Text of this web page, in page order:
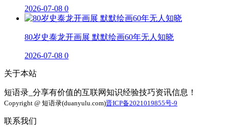
2026-07-08 0
80岁史泰龙开画展 默默绘画60年无人知晓
2026-07-08 0
关于本站
短语录_分享有价值的互联网知识经验技巧资讯信息！
Copyright @ 短语录(duanyulu.com)晋ICP备2021019855号-9
联系我们